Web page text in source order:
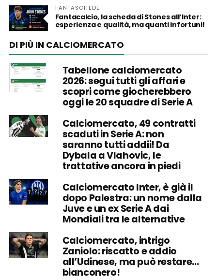
FANTASCHEDE
Fantacalcio, la scheda di Stones all’Inter:
esperienza e qualità, ma quanti infortuni!
DI PIÙ IN CALCIOMERCATO
Tabellone calciomercato
2026: segui tutti gli affari e
scopri come giocherebbero
oggi le 20 squadre di Serie A
Calciomercato, 49 contratti
scaduti in Serie A: non
saranno tutti addii! Da
Dybala a Vlahovic, le
trattative ancora in piedi
Calciomercato Inter, è già il
dopo Palestra: un nome dalla
Juve e un ex Serie A dai
Mondiali tra le alternative
Calciomercato, intrigo
Zaniolo: riscatto e addio
all’Udinese, ma può restare…
bianconero!